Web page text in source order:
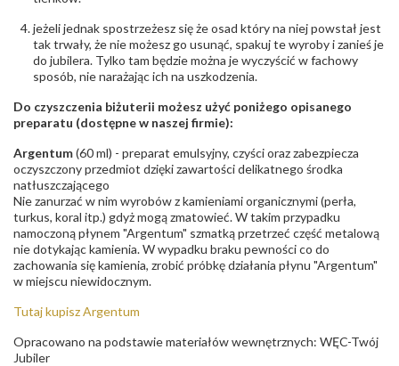
jeżeli jednak spostrzeżesz się że osad który na niej powstał jest
tak trwały, że nie możesz go usunąć, spakuj te wyroby i zanieś je
do jubilera. Tylko tam będzie można je wyczyścić w fachowy
sposób, nie narażając ich na uszkodzenia.
Do czyszczenia biżuterii możesz użyć poniżego opisanego
preparatu (dostępne w naszej firmie):
Argentum(60 ml) - preparat emulsyjny, czyści oraz zabezpiecza
oczyszczony przedmiot dzięki zawartości delikatnego środka
natłuszczającego
Nie zanurzać w nim wyrobów z kamieniami organicznymi (perła,
turkus, koral itp.) gdyż mogą zmatowieć. W takim przypadku
namoczoną płynem "Argentum" szmatką przetrzeć część metalową
nie dotykając kamienia. W wypadku braku pewności co do
zachowania się kamienia, zrobić próbkę działania płynu "Argentum"
w miejscu niewidocznym.
Tutaj kupisz Argentum
Opracowano na podstawie materiałów wewnętrznych: WĘC-Twój
Jubiler